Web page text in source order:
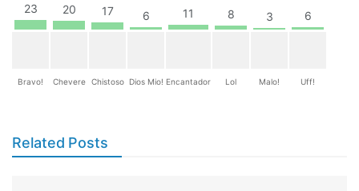
23
Bravo!
20
Chevere
17
Chistoso
6
Dios Mio!
11
Encantador
8
Lol
3
Malo!
6
Uff!
Related Posts